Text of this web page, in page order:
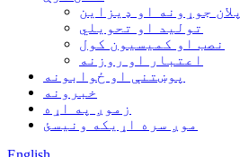
پلان جوړونه او ډیزاین
تولید او تحویلي
نصب او کمیسیون کول
اعتبار او روزنه
پوښتنې او ځوابونه
خبرونه
زموږ په اړه
موږ سره اړیکه ونیسئ